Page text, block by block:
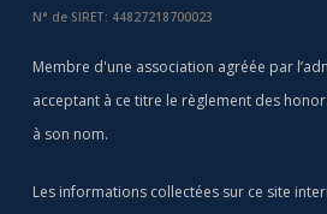
N° de SIRET: 44827218700023
Membre d'une association agréée par
acceptant à ce titre le règlement des
à son nom.
Les informations collectées sur ce site